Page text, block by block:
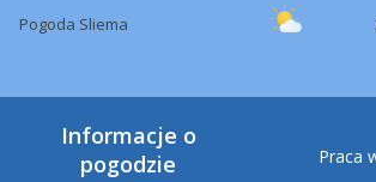
Pogoda Sliema
Informacje o
pogodzie
Praca